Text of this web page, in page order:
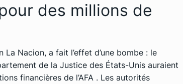
des millions de
Nacion, a fait l’effet d’une bombe : le
de la Justice des États-Unis auraient
financières de l’AFA . Les autorités